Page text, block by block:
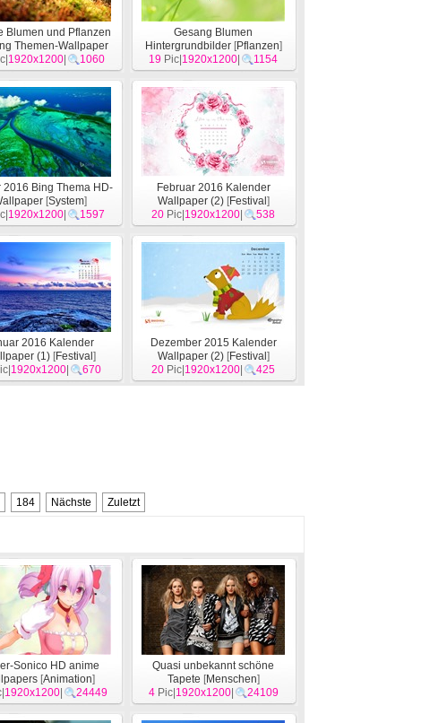
Blumen und Pflanzen
Themen-Wallpaper
[Pflanzen]
1920x1200| 1060
Gesang Blumen
Hintergrundbilder[Pflanzen]
19 Pic| 1920x1200 1154
2016 Bing Thema HD-
[System]
1920x1200| 1597
Februar 2016 Kalender
Wallpaper (2)[Festival ]
20 Pic| 1920x1200 538
2016 Kalender
(1)[Festival ]
1920x1200 670
Dezember 2015 Kalender
Wallpaper (2)[Festival ]
20 Pic| 1920x1200 425
184 Nächste Zuletzt
Sonico HD anime
[Animation]
1920x1200 24449
Quasi unbekannt schöne
Tapete [Menschen]
4Pic| 1920x1200| 24109